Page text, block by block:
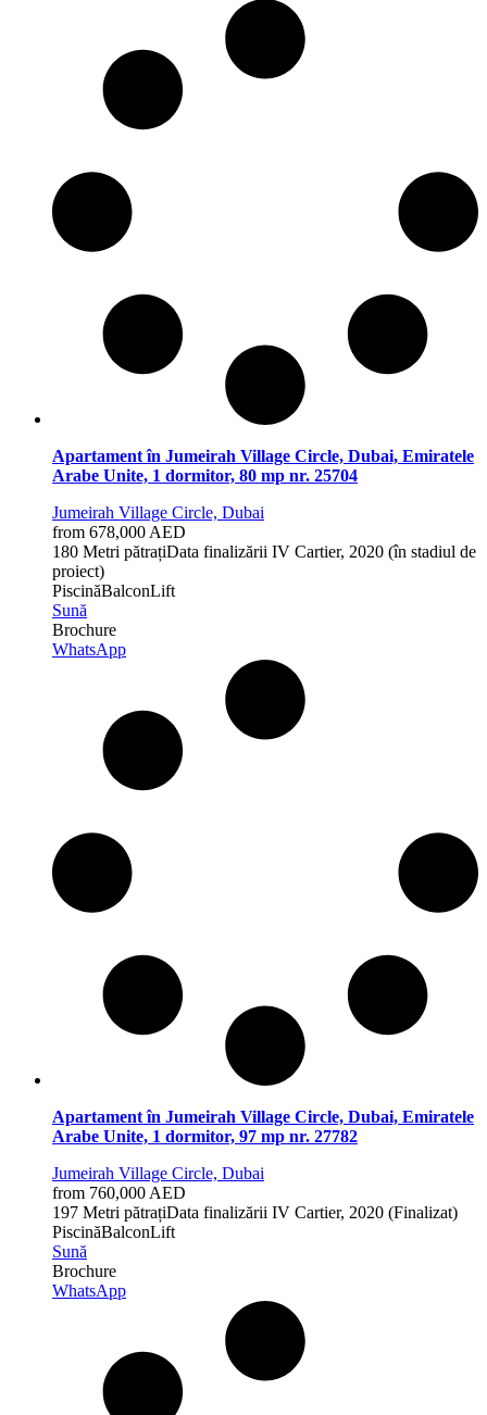
Apartament în Jumeirah Village Circle, Dubai, Emiratele
Arabe Unite, 1 dormitor, 80 mp nr. 25704
Jumeirah Village Circle, Dubai
from 678,000 AED
180 Metri pătrațiData finalizării IV Cartier, 2020 (în stadiul de
proiect)
PiscinăBalconLift
Sună
Brochure
WhatsApp
Apartament în Jumeirah Village Circle, Dubai, Emiratele
Arabe Unite, 1 dormitor, 97 mp nr. 27782
Jumeirah Village Circle, Dubai
from 760,000 AED
197 Metri pătrațiData finalizării IV Cartier, 2020 (Finalizat)
PiscinăBalconLift
Sună
Brochure
WhatsApp